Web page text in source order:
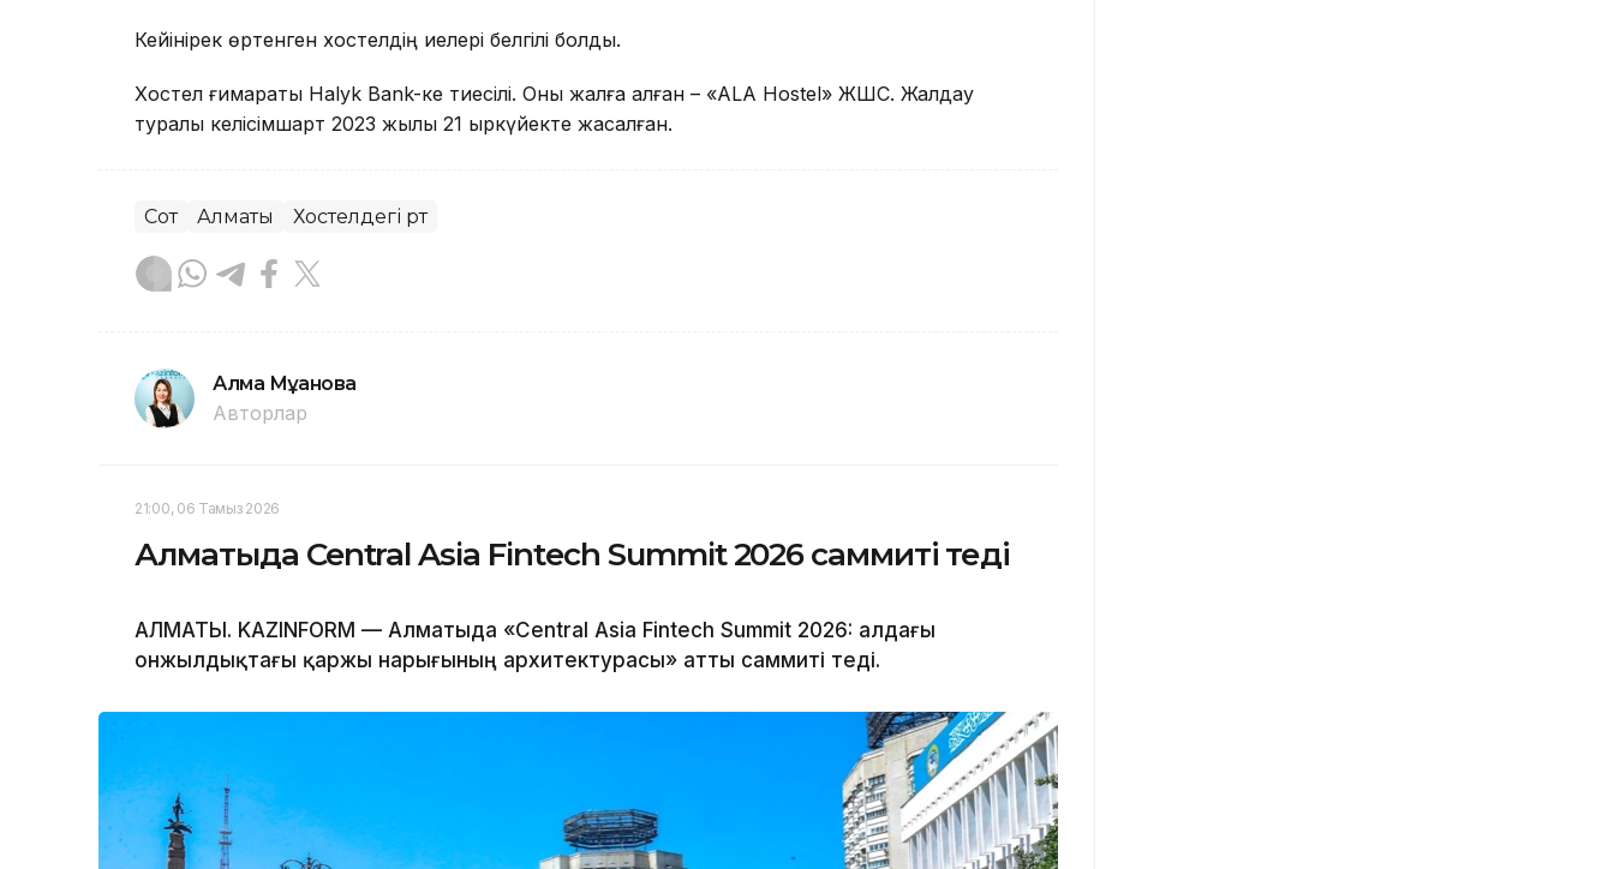
Кейінірек өртенген хостелдің иелері белгілі болды.
Хостел ғимараты Halyk Bank-ке тиесілі. Оны жалға алған – «ALA Hostel» ЖШС. Жалдау
туралы келісімшарт 2023 жылы 21 қыркүйекте жасалған.
Сот Алматы Хостелдегі өрт
Алма Мұқанова
Авторлар
21:00, 06 Тамыз 2026
Алматыда Central Asia Fintech Summit 2026 саммиті өтеді
АЛМАТЫ. KAZINFORM — Алматыда «Central Asia Fintech Summit 2026: алдағы
онжылдықтағы қаржы нарығының архитектурасы» атты саммиті өтеді.